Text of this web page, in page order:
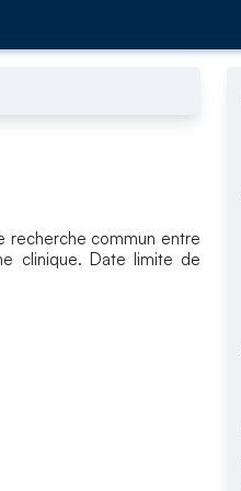
recherche commun entre
clinique. Date limite de